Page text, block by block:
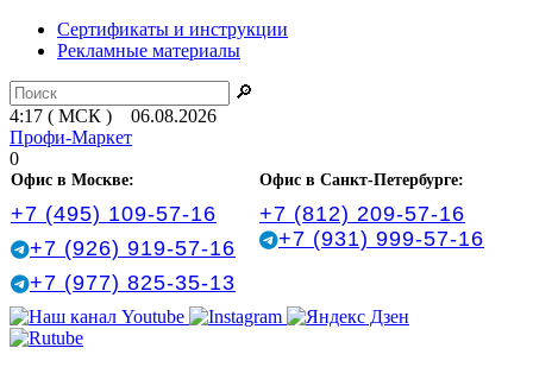
Сертификаты и инструкции
Рекламные материалы
🔎
4:17 ( МСК ) 06.08.2026
Профи-Маркет
0
Офис в Москве:
+7 (495) 109-57-16
+7 (926) 919-57-16
+7 (977) 825-35-13
Офис в Санкт‑Петербурге:
+7 (812) 209-57-16
+7 (931) 999-57-16